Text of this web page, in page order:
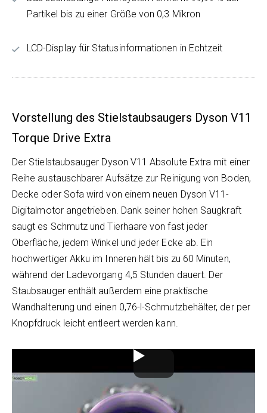
Partikel bis zu einer Größe von 0,3 Mikron
LCD-Display für Statusinformationen in Echtzeit
Vorstellung des Stielstaubsaugers Dyson V11
Torque Drive Extra
Der Stielstaubsauger Dyson V11 Absolute Extra mit einer
Reihe austauschbarer Aufsätze zur Reinigung von Boden,
Decke oder Sofa wird von einem neuen Dyson V11-
Digitalmotor angetrieben. Dank seiner hohen Saugkraft
saugt es Schmutz und Tierhaare von fast jeder
Oberfläche, jedem Winkel und jeder Ecke ab. Ein
hochwertiger Akku im Inneren hält bis zu 60 Minuten,
während der Ladevorgang 4,5 Stunden dauert. Der
Staubsauger enthält außerdem eine praktische
Wandhalterung und einen 0,76-l-Schmutzbehälter, der per
Knopfdruck leicht entleert werden kann.